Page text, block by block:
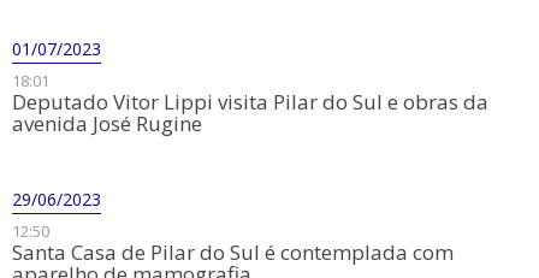
01/07/2023
18:01
Deputado Vitor Lippi visita Pilar do Sul e obras da
avenida José Rugine
29/06/2023
12:50
Santa Casa de Pilar do Sul é contemplada com